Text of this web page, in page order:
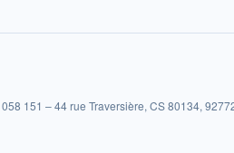
151 – 44 rue Traversière, CS 80134,